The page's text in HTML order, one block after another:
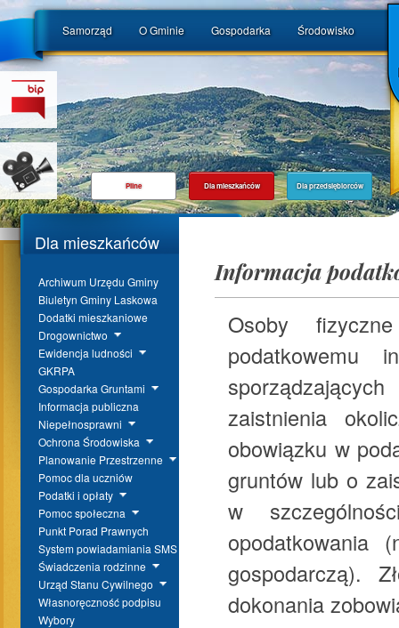
Samorząd O Gminie Gospodarka Środowisko
Pilne Dla mieszkańców Dla przedsiębiorców
Dla mieszkańców
Archiwum Urzędu Gminy
Biuletyn Gminy Laskowa
Dodatki mieszkaniowe
Drogownictwo
Ewidencja ludności
GKRPA
Gospodarka Gruntami
Informacja publiczna
Niepełnosprawni
Ochrona Środowiska
Planowanie Przestrzenne
Pomoc dla uczniów
Podatki i opłaty
Pomoc społeczna
Punkt Porad Prawnych
System powiadamiania SMS
Świadczenia rodzinne
Urząd Stanu Cywilnego
Własnoręczność podpisu
Wybory
Informacja
Osoby
podatkowemu
zaistnienia
obowiązku w
gruntów lub o
w
opodatkowania
gospodarczą).
dokonania